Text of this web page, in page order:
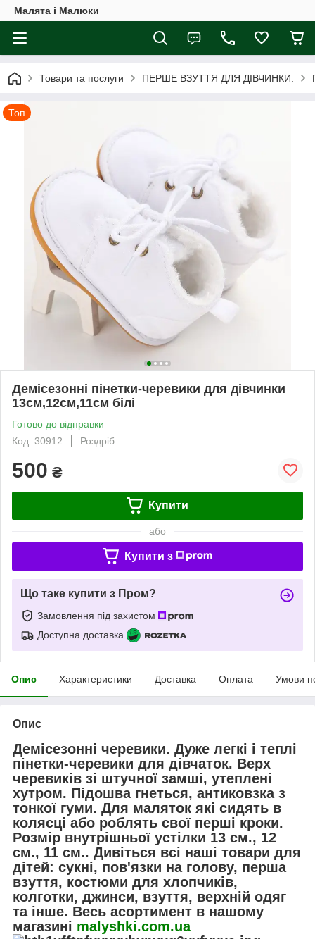
Малята і Малюки
Товари та послуги ПЕРШЕ ВЗУТТЯ ДЛЯ ДІВЧИНКИ.
Топ
Демісезонні пінетки-черевики для дівчинки
13см,12см,11см білі
Готово до відправки
Код: 30912
Роздріб
500 ₴
Купити
або
Купити з
Що таке купити з Пром?
Замовлення під захистом
Доступна доставка
Опис Характеристики Доставка Оплата Умови
Опис
Демісезонні черевики. Дуже легкі і теплі
пінетки-черевики для дівчаток. Верх
черевиків зі штучної замші, утеплені
хутром. Підошва гнеться, антиковзка з
тонкої гуми. Для маляток які сидять в
колясці або роблять свої перші кроки.
Розмір внутрішньої устілки 13 см., 12
см., 11 см.. Дивіться всі наші товари для
дітей: сукні, пов'язки на голову, перша
взуття, костюми для хлопчиків,
колготки, джинси, взуття, верхній одяг
та інше. Весь асортимент в нашому
магазині malyshki.com.ua